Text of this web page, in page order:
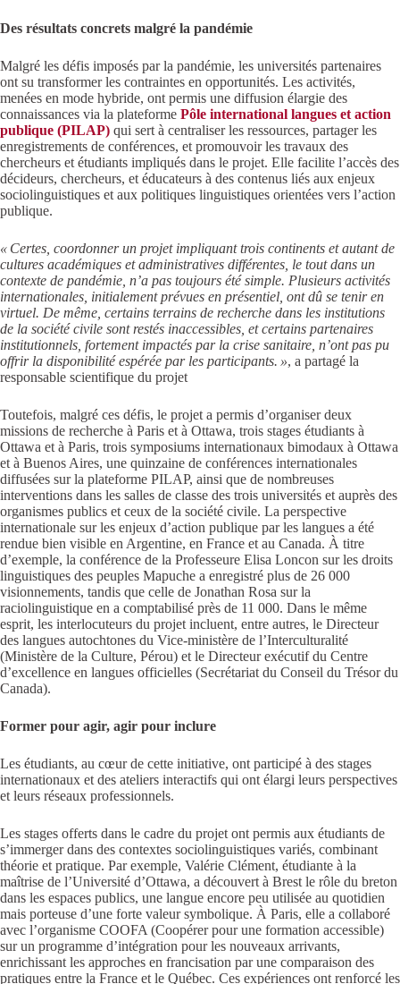
Des résultats concrets malgré la pandémie
Malgré les défis imposés par la pandémie, les universités partenaires
ont su transformer les contraintes en opportunités. Les activités,
menées en mode hybride, ont permis une diffusion élargie des
connaissances via la plateforme Pôle international langues et action
publique (PILAP) qui sert à centraliser les ressources, partager les
enregistrements de conférences, et promouvoir les travaux des
chercheurs et étudiants impliqués dans le projet. Elle facilite l’accès des
décideurs, chercheurs, et éducateurs à des contenus liés aux enjeux
sociolinguistiques et aux politiques linguistiques orientées vers l’action
publique.
« Certes, coordonner un projet impliquant trois continents et autant de
cultures académiques et administratives différentes, le tout dans un
contexte de pandémie, n’a pas toujours été simple. Plusieurs activités
internationales, initialement prévues en présentiel, ont dû se tenir en
virtuel. De même, certains terrains de recherche dans les institutions
de la société civile sont restés inaccessibles, et certains partenaires
institutionnels, fortement impactés par la crise sanitaire, n’ont pas pu
offrir la disponibilité espérée par les participants. », a partagé la
responsable scientifique du projet
Toutefois, malgré ces défis, le projet a permis d’organiser deux
missions de recherche à Paris et à Ottawa, trois stages étudiants à
Ottawa et à Paris, trois symposiums internationaux bimodaux à Ottawa
et à Buenos Aires, une quinzaine de conférences internationales
diffusées sur la plateforme PILAP, ainsi que de nombreuses
interventions dans les salles de classe des trois universités et auprès des
organismes publics et ceux de la société civile. La perspective
internationale sur les enjeux d’action publique par les langues a été
rendue bien visible en Argentine, en France et au Canada. À titre
d’exemple, la conférence de la Professeure Elisa Loncon sur les droits
linguistiques des peuples Mapuche a enregistré plus de 26 000
visionnements, tandis que celle de Jonathan Rosa sur la
raciolinguistique en a comptabilisé près de 11 000. Dans le même
esprit, les interlocuteurs du projet incluent, entre autres, le Directeur
des langues autochtones du Vice-ministère de l’Interculturalité
(Ministère de la Culture, Pérou) et le Directeur exécutif du Centre
d’excellence en langues officielles (Secrétariat du Conseil du Trésor du
Canada).
Former pour agir, agir pour inclure
Les étudiants, au cœur de cette initiative, ont participé à des stages
internationaux et des ateliers interactifs qui ont élargi leurs perspectives
et leurs réseaux professionnels.
Les stages offerts dans le cadre du projet ont permis aux étudiants de
s’immerger dans des contextes sociolinguistiques variés, combinant
théorie et pratique. Par exemple, Valérie Clément, étudiante à la
maîtrise de l’Université d’Ottawa, a découvert à Brest le rôle du breton
dans les espaces publics, une langue encore peu utilisée au quotidien
mais porteuse d’une forte valeur symbolique. À Paris, elle a collaboré
avec l’organisme COOFA (Coopérer pour une formation accessible)
sur un programme d’intégration pour les nouveaux arrivants,
enrichissant les approches en francisation par une comparaison des
pratiques entre la France et le Québec. Ces expériences ont renforcé les